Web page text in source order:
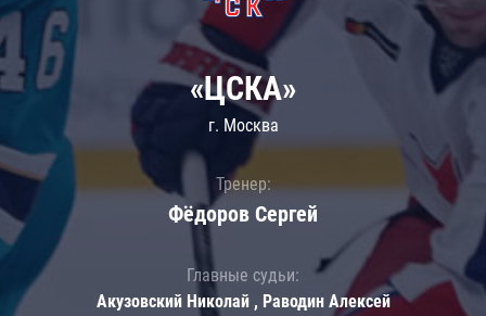
«ЦСКА»
г. Москва
Тренер:
Фёдоров Сергей
Главные судьи:
Акузовский Николай , Раводин Алексей